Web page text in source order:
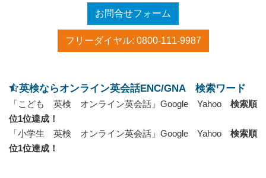
お問合せフォーム
フリーダイヤル: 0800-111-9987
英検ならオンライン英会話ENC/GNA 検索ワード
「こども 英検 オンライン英会話」Google Yahoo 検索順
位1位達成！
「小学生 英検 オンライン英会話」Google Yahoo 検索順
位1位達成！